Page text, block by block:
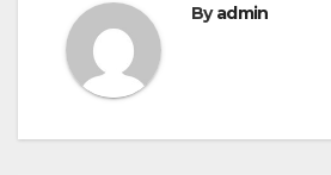
Byadmin